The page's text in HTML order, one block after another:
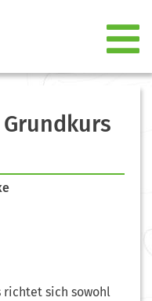
richtet sich sowohl